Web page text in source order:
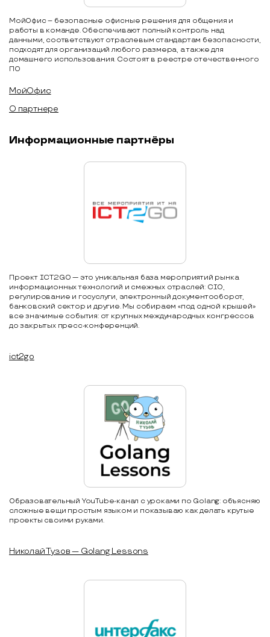
МойОфис – безопасные офисные решения для общения и
работы в команде. Обеспечивают полный контроль над
данными, соответствуют отраслевым стандартам безопасности,
подходят для организаций любого размера, а также для
домашнего использования. Состоят в реестре отечественного
ПО
МойОфис
О партнере
Информационные партнёры
Проект ICT2GO — это уникальная база мероприятий рынка
информационных технологий и смежных отраслей: CIO,
регулирование и госуслуги, электронный документооборот,
банковский сектор и другие. Мы собираем «под одной крышей»
все значимые события: от крупных международных конгрессов
до закрытых пресс-конференций.
ict2go
Образовательный YouTube-канал с уроками по Golang: объясняю
сложные вещи простым языком и показываю как делать крутые
проекты своими руками.
Николай Тузов — Golang Lessons